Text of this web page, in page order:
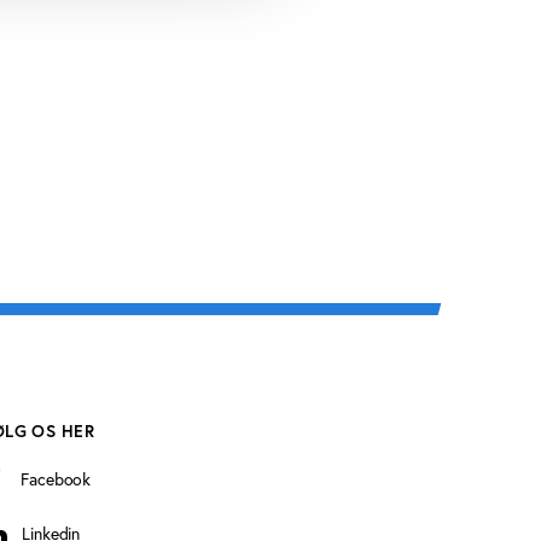
OS HER
Facebook
Linkedin